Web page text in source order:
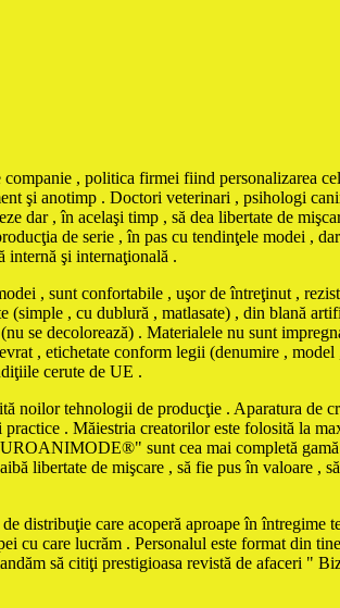
, politica firmei fiind personalizarea
şi anotimp . Doctori veterinari , psihologi
dar , în acelaşi timp , să dea libertate de
de serie , în pas cu tendinţele modei ,
internă şi internaţională .
, sunt confortabile , uşor de întreţinut ,
(simple , cu dublură , matlasate) , din blană
se decolorează) . Materialele nu sunt
, etichetate conform legii (denumire ,
cerute de UE .
noilor tehnologii de producţie . Aparatura de
. Măiestria creatorilor este folosită la
sunt cea mai completă
libertate de mişcare , să fie pus în valoare ,
distribuţie care acoperă aproape în
cu care lucrăm . Personalul este format din
să citiţi prestigioasa revistă de afaceri "